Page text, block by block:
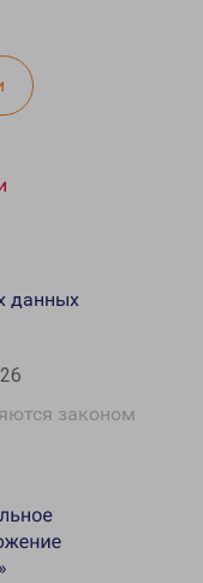
законом
данных